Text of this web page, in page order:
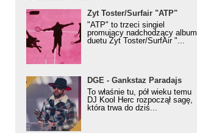
Żyt Toster/SurfAir - ATP VIDEO
Żyt Toster/Surfair "ATP"
"ATP" to trzeci singiel
promujący nadchodzący album
duetu Żyt Toster/SurfAir "...
donGURALesko z nagrodą za
Klasyczny/Trueschoolowy
Album Roku (Popkillery 2023)
DGE - Gankstaz Paradajs
To właśnie tu, pół wieku temu
DJ Kool Herc rozpoczął sagę,
która trwa do dziś...